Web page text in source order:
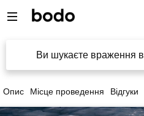
Ви шукаєте враження в
Опис Місце проведення Відгуки